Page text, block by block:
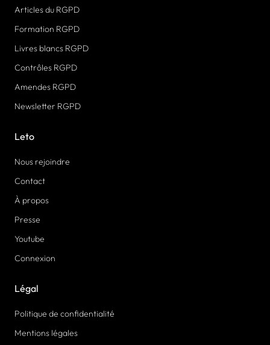
Articles du RGPD
Formation RGPD
Livres blancs RGPD
Contrôles RGPD
Amendes RGPD
Newsletter RGPD
Leto
Nous rejoindre
Contact
À propos
Presse
Youtube
Connexion
Légal
Politique de confidentialité
Mentions légales